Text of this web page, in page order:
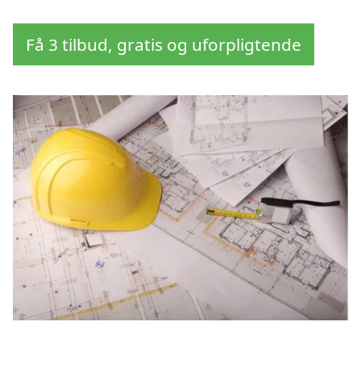
Få 3 tilbud, gratis og uforpligtende